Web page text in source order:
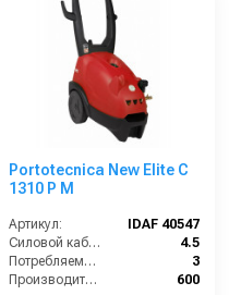
Portotecnica New Elite C
1310 P M
Артикул:
IDAF 40547
Силовой кабель (м):
4.5
Потребляемая мощность (Вт):
3
Производительность (л/ч):
600